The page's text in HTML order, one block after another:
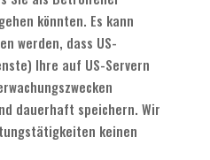
könnten. Es kann
werden, dass US-
Ihre auf US-Servern
dauerhaft speichern. Wir
keinen